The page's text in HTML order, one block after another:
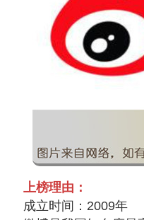
上榜理由：
成立时间：2009年